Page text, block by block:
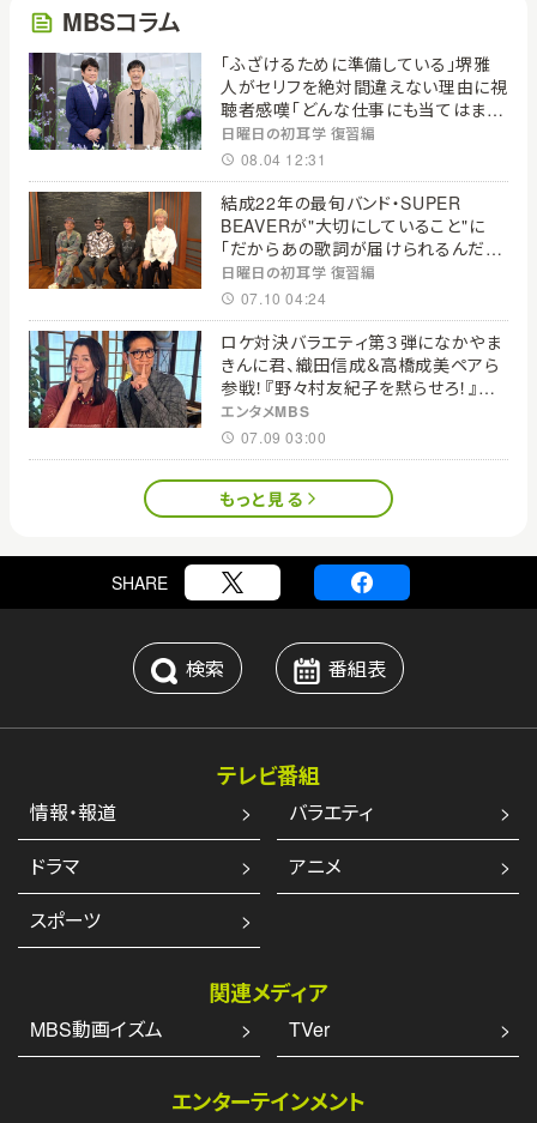
MBSコラム
「ふざけるために準備している」堺雅
人がセリフを絶対間違えない理由に視
聴者感嘆「どんな仕事にも当てはま
る」【日曜日の初耳学】
日曜日の初耳学 復習編
08.04 12:31
結成22年の最旬バンド・SUPER
BEAVERが"大切にしていること"に
「だからあの歌詞が届けられるんだ」
共感の声＜日曜日の初耳学＞
日曜日の初耳学 復習編
07.10 04:24
ロケ対決バラエティ第３弾になかやま
きんに君、織田信成＆高橋成美ペアら
参戦！『野々村友紀子を黙らせろ！』１２
日（日）昼に放送！
エンタメMBS
07.09 03:00
もっと見る
SHARE
検索 番組表
テレビ番組
情報・報道
バラエティ
ドラマ
アニメ
スポーツ
関連メディア
MBS動画イズム TVer
エンターテインメント